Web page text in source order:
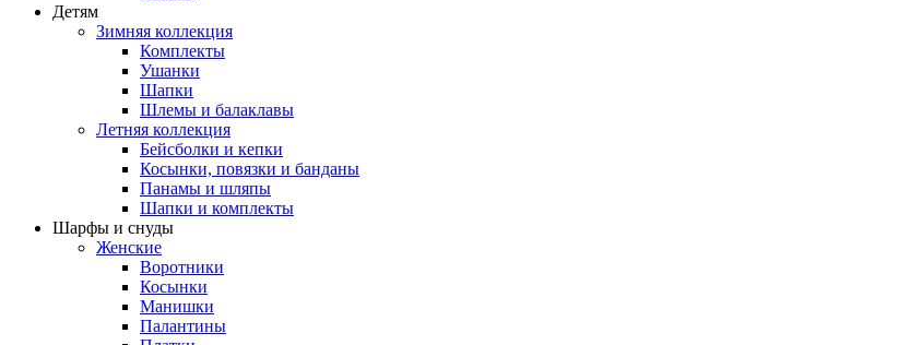
Детям
Зимняя коллекция
Комплекты
Ушанки
Шапки
Шлемы и балаклавы
Летняя коллекция
Бейсболки и кепки
Косынки, повязки и банданы
Панамы и шляпы
Шапки и комплекты
Шарфы и снуды
Женские
Воротники
Косынки
Манишки
Палантины